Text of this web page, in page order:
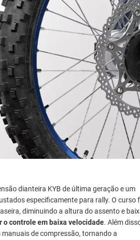
dianteira KYB de última geração e um
especificamente para rally. O curso
diminuindo a altura do assento e
o controle em baixa velocidade. Além
de compressão, tornando a